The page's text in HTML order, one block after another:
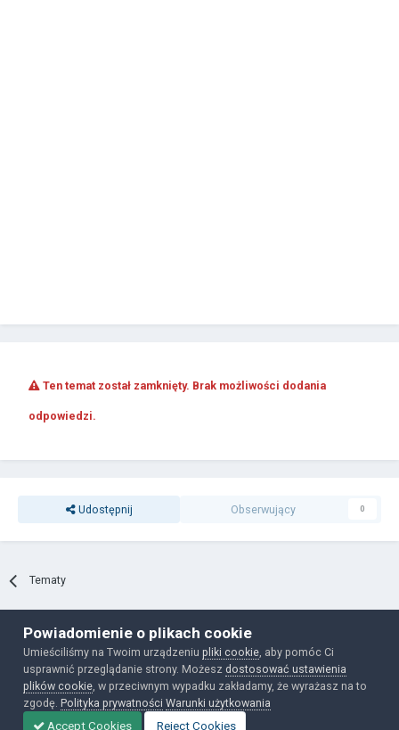
Ten temat został zamknięty. Brak możliwości dodania
odpowiedzi.
Udostępnij Obserwujący 0
Tematy
Polityka prywatności Ciasteczka
Powered by Invision Community
Powiadomienie o plikach cookie
Umieściliśmy na Twoim urządzeniupliki cookie , aby pomóc Ci
usprawnić przeglądanie strony. Możesz dostosować ustawienia
plików cookie , w przeciwnym wypadku zakładamy, że wyrażasz na to
zgodę.Polityka prywatności Warunki użytkowania
Accept Cookies
Reject Cookies